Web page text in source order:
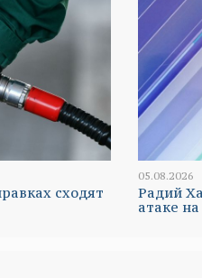
сходят
05.08.2026
Радий
атаке